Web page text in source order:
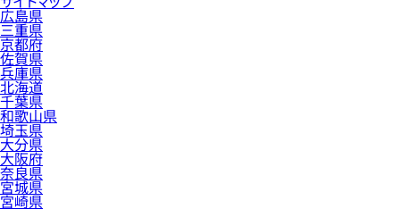
広島県
三重県
京都府
佐賀県
兵庫県
北海道
千葉県
和歌山県
埼玉県
大分県
大阪府
奈良県
宮城県
宮崎県